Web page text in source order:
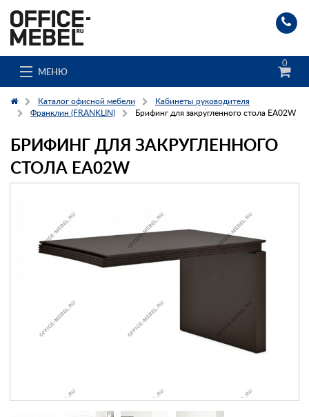
МЕНЮ
0
Каталог
О компании
Гос. заказчикам
Контакты
Каталог офисной мебели
Кабинеты руководителя
Франклин (FRANKLIN)
Брифинг для закругленного стола EA02W
БРИФИНГ ДЛЯ ЗАКРУГЛЕННОГО
СТОЛА EA02W